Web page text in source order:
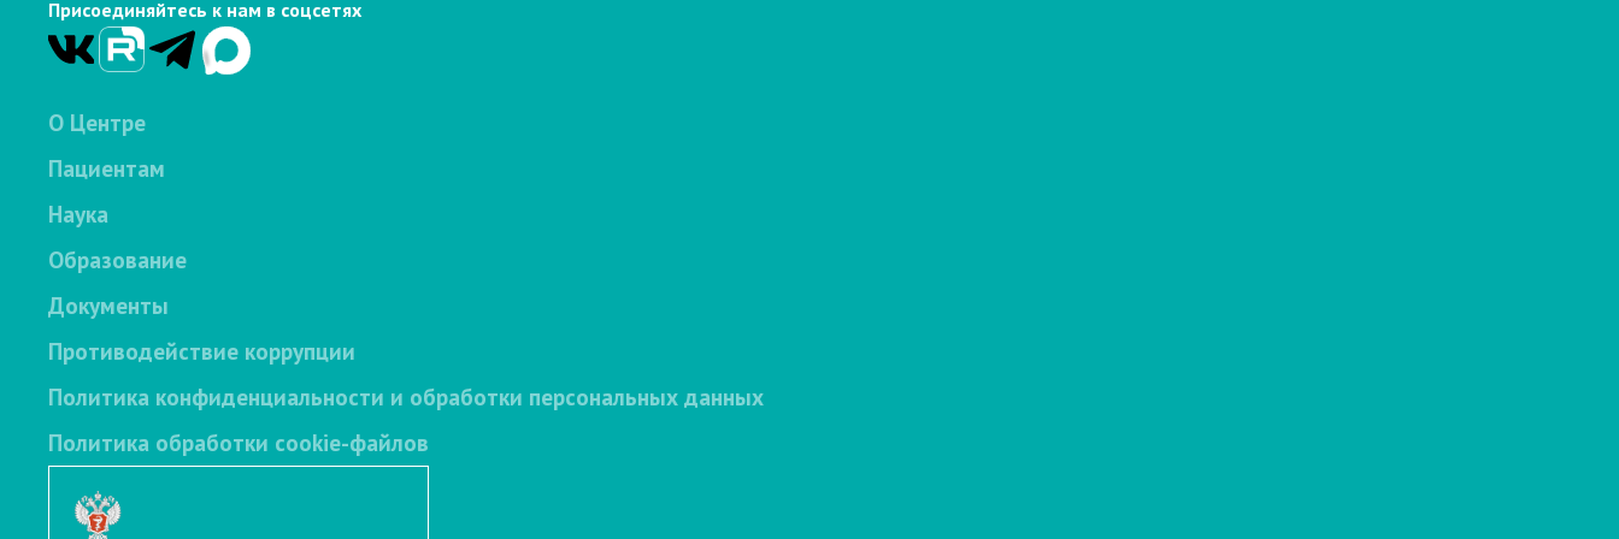
Присоединяйтесь к нам в соцсетях
О Центре
Пациентам
Наука
Образование
Документы
Противодействие коррупции
Политика конфиденциальности и обработки персональных данных
Политика обработки cookie-файлов